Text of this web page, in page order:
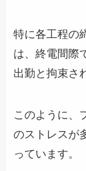
特に各工程の
は、終電間際
出勤と拘束さ
このように、
のストレスが
っています。